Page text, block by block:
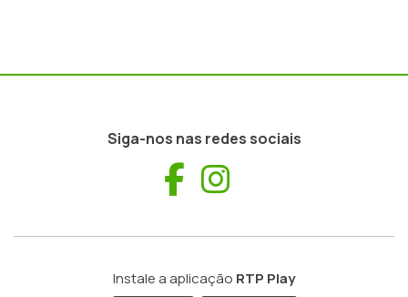
Siga-nos nas redes sociais
Facebook
Instale a aplicação RTP Play